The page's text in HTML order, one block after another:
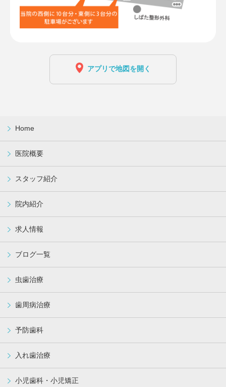
アプリで地図を開く
Home
医院概要
スタッフ紹介
院内紹介
求人情報
ブログ一覧
虫歯治療
歯周病治療
予防歯科
入れ歯治療
小児歯科・小児矯正